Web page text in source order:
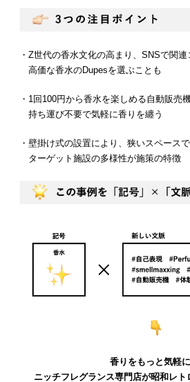
・Z世代の香水文化の高まり、SNSで関
高価な香水のDupesを選ぶことも
・1回100円から香水を楽しめる自動販売
持ち運び不要で気軽に香りを纏う
・壁掛け式の設置により、狭いスペース
ターゲット施設の多様性が施策の特徴
香りをもっと気軽に
ニッチフレグランス専門店が昭和レト